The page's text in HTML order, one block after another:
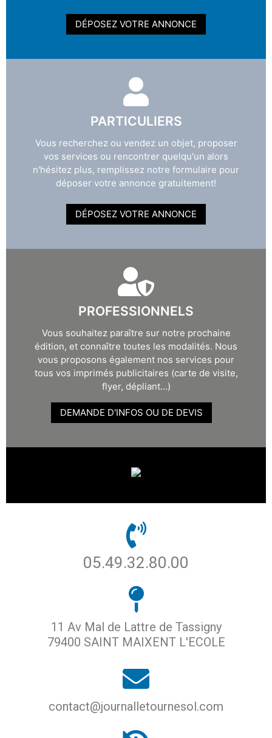
DÉPOSEZ VOTRE ANNONCE
PARTICULIERS
Vous recherchez ou vendez un objet, proposer
vos services ou rencontrer quelqu'un alors
n'hésitez plus, remplissez notre formulaire pour
déposer votre annonce gratuitement!
DÉPOSEZ VOTRE ANNONCE
PROFESSIONNELS
Vous souhaitez paraître sur notre prochaine
édition, et connaître toutes les modalités. Nous
vous proposons également nos services pour
tous vos imprimés publicitaires (carte de visite,
flyer, dépliant...)
DEMANDE D'INFOS OU DE DEVIS
05.49.32.80.00
11 Av Mal de Lattre de Tassigny
79400 SAINT MAIXENT L'ECOLE
contact@journalletournesol.com